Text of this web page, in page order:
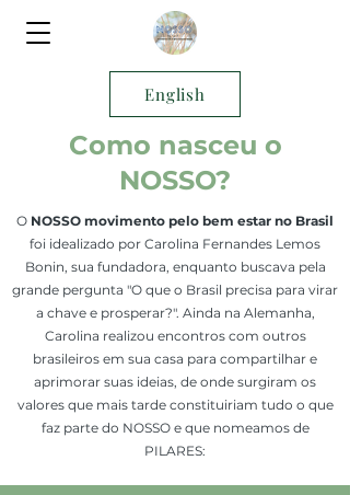
English
Como nasceu o
NOSSO?
O NOSSO movimento pelo bem estar no Brasil
foi idealizado por Carolina Fernandes Lemos
Bonin, sua fundadora, enquanto buscava pela
grande pergunta "O que o Brasil precisa para virar
a chave e prosperar?". Ainda na Alemanha,
Carolina realizou encontros com outros
brasileiros em sua casa para compartilhar e
aprimorar suas ideias, de onde surgiram os
valores que mais tarde constituiriam tudo o que
faz parte do NOSSO e que nomeamos de
PILARES: